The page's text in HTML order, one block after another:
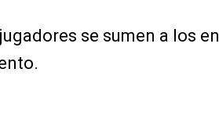
se sumen a los